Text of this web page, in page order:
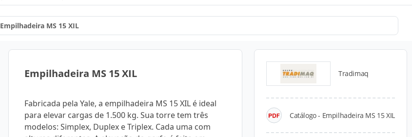
Empilhadeira MS 15 XIL
Empilhadeira MS 15 XIL
Fabricada pela Yale, a empilhadeira MS 15 XIL é ideal
para elevar cargas de 1.500 kg. Sua torre tem três
modelos: Simplex, Duplex e Triplex. Cada uma com
Tradimaq
Catálogo - Empilhadeira MS 15 XIL